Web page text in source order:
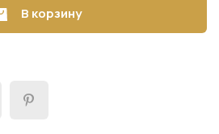
В корзину